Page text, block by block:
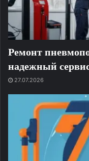
Ремонт
надежный
27.07.2026